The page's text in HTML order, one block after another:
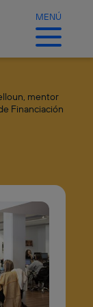
MENÚ
mentor
Financiación